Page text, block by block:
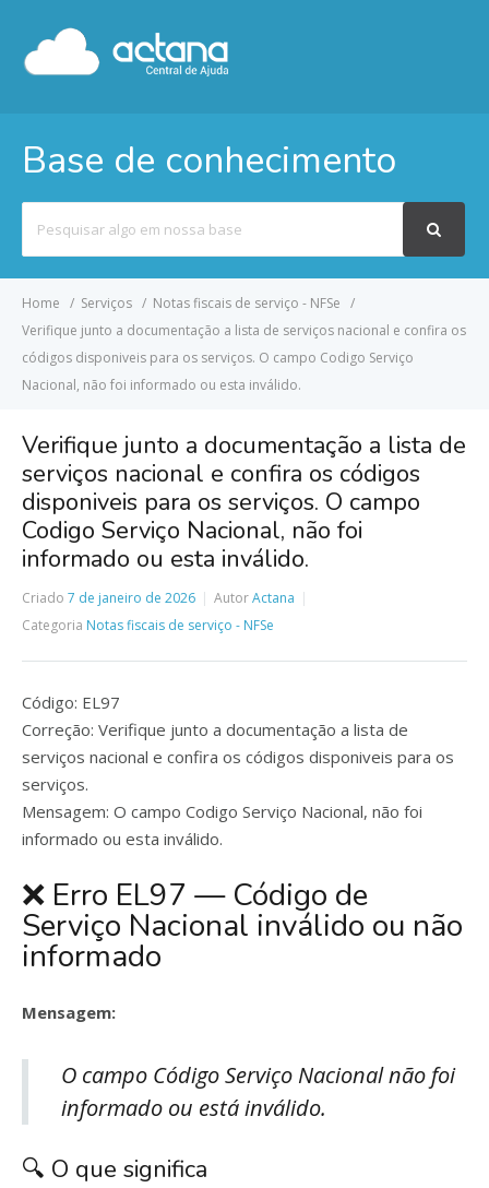
Base de conhecimento
por
Home Serviços
Notas fiscais de serviço - NFSe
Verifique junto a documentação a lista de serviços nacional e confira os
códigos disponiveis para os serviços. O campo Codigo Serviço
Nacional, não foi informado ou esta inválido.
Verifique junto a documentação a lista de
serviços nacional e confira os códigos
disponiveis para os serviços. O campo
Codigo Serviço Nacional, não foi
informado ou esta inválido.
Criado 7 de janeiro de 2026 AutorActana
Categoria Notas fiscais de serviço - NFSe
Código: EL97
Correção: Verifique junto a documentação a lista de
serviços nacional e confira os códigos disponiveis para os
serviços.
Mensagem: O campo Codigo Serviço Nacional, não foi
informado ou esta inválido.
❌ Erro EL97 — Código de
Serviço Nacional inválido ou não
informado
Mensagem:
O campo Código Serviço Nacional não foi
informado ou está inválido.
🔍 O que significa